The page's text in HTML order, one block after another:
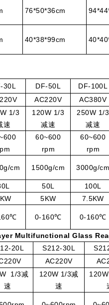
76*50*36cm
40*38*99cm
30L DF-50L
DF-100L
AC220V AC380V
1/3
速
120W 1/3
减速
250W 1/3
减速
60~600
rpm
60~600
rpm
cm 1500g/cm 3000g/cm
L 50L 100L
5KW
7.5KW
0-160℃ 0-160℃
MultifunctionalGlass R
-20L S212-30L S
AC220V
W 1/3减
速
120W 1/3减
速